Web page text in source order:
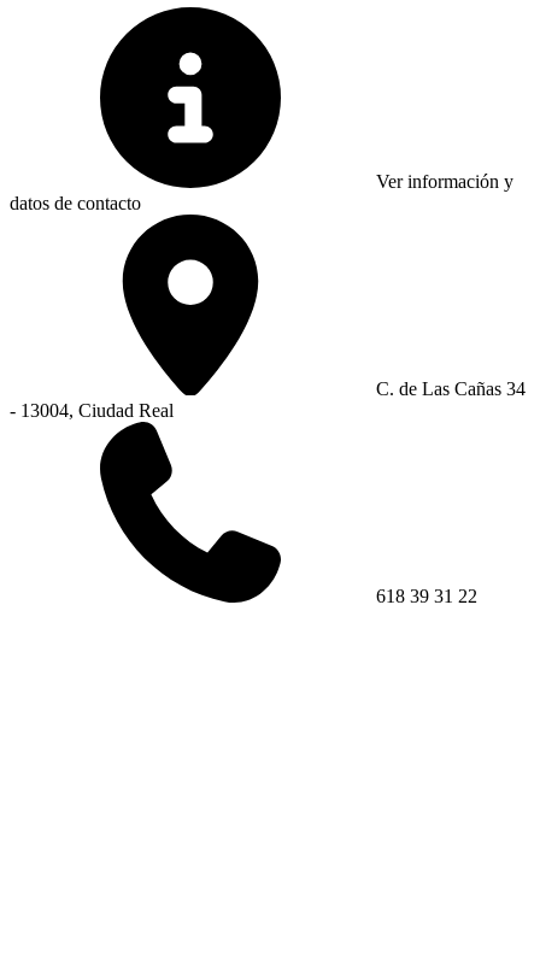
Ver información y
datos de contacto
C. de Las Cañas 34
- 13004, Ciudad Real
618 39 31 22